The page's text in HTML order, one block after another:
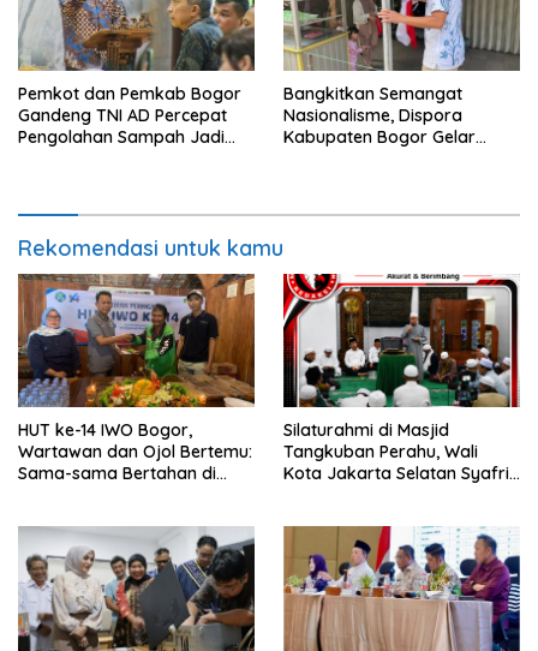
Pemkot dan Pemkab Bogor
Gandeng TNI AD Percepat
Pengolahan Sampah Jadi
Bangkitkan Semangat
Nasionalisme, Dispora
Kabupaten Bogor Gelar
Rekomendasi untuk kamu
HUT ke-14 IWO Bogor,
Wartawan dan Ojol Bertemu:
Sama-sama Bertahan di
Silaturahmi di Masjid
Tangkuban Perahu, Wali
Kota Jakarta Selatan Syafrin